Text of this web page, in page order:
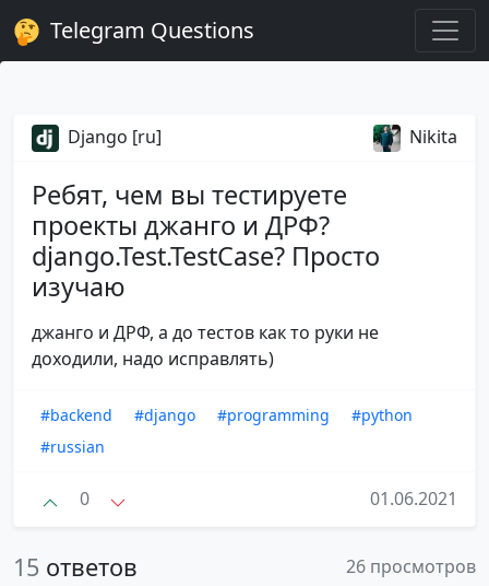
Telegram Questions
Django [ru] Nikita
Ребят, чем вы тестируете
проекты джанго и ДРФ?
django.Test.TestCase? Просто
изучаю
джанго и ДРФ, а до тестов как то руки не
доходили, надо исправлять)
#backend #django #programming
#python
#russian
0 01.06.2021
15 ответов 26 просмотров